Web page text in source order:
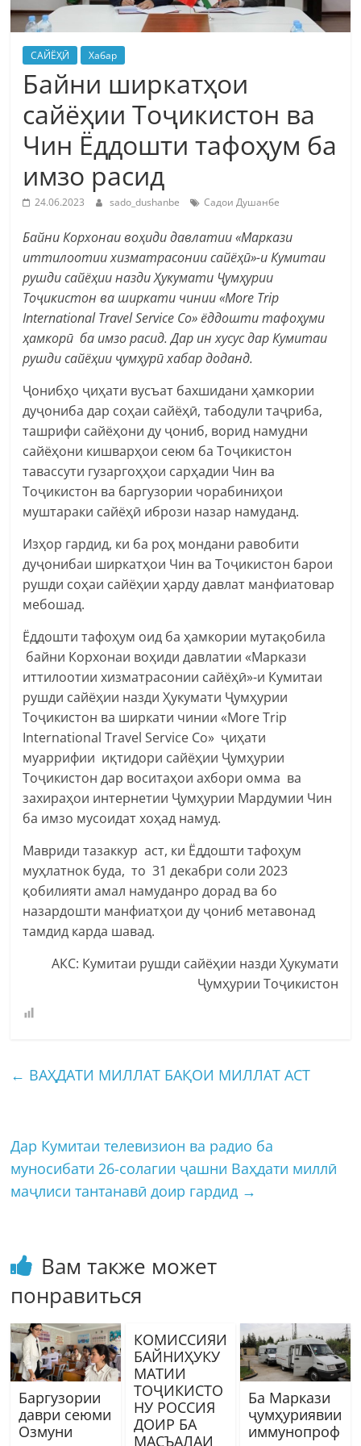
САЙЁҲӢ Хабар
Байни ширкатҳои
сайёҳии Тоҷикистон ва
Чин Ёддошти тафоҳум ба
имзо расид
24.06.2023 sado_dushanbe Садои Душанбе
Байни Корхонаи воҳиди давлатии «Маркази
иттилоотии хизматрасонии сайёҳӣ»-и Кумитаи
рушди сайёҳии назди Ҳукумати Ҷумҳурии
Тоҷикистон ва ширкати чинии «More Trip
International Travel Service Co» ёддошти тафоҳуми
ҳамкорӣ ба имзо расид. Дар ин хусус дар Кумитаи
рушди сайёҳии ҷумҳурӣ хабар доданд.
Ҷонибҳо ҷиҳати вусъат бахшидани ҳамкории
дуҷониба дар соҳаи сайёҳӣ, табодули таҷриба,
ташрифи сайёҳони ду ҷониб, ворид намудни
сайёҳони кишварҳои сеюм ба Тоҷикистон
тавассути гузаргоҳҳои сарҳадии Чин ва
Тоҷикистон ва баргузории чорабиниҳои
муштараки сайёҳӣ ибрози назар намуданд.
Изҳор гардид, ки ба роҳ мондани равобити
дуҷонибаи ширкатҳои Чин ва Тоҷикистон барои
рушди соҳаи сайёҳии ҳарду давлат манфиатовар
мебошад.
Ёддошти тафоҳум оид ба ҳамкории мутақобила
байни Корхонаи воҳиди давлатии «Маркази
иттилоотии хизматрасонии сайёҳӣ»-и Кумитаи
рушди сайёҳии назди Ҳукумати Ҷумҳурии
Тоҷикистон ва ширкати чинии «More Trip
International Travel Service Co» ҷиҳати
муаррифии иқтидори сайёҳии Ҷумҳурии
Тоҷикистон дар воситаҳои ахбори омма ва
захираҳои интернетии Ҷумҳурии Мардумии Чин
ба имзо мусоидат хоҳад намуд.
Мавриди тазаккур аст, ки Ёддошти тафоҳум
муҳлатнок буда, то 31 декабри соли 2023
қобилияти амал намуданро дорад ва бо
назардошти манфиатҳои ду ҷониб метавонад
тамдид карда шавад.
АКС: Кумитаи рушди сайёҳии назди Ҳукумати
Ҷумҳурии Тоҷикистон
← ВАҲДАТИ МИЛЛАТ БАҚОИ МИЛЛАТ АСТ
Дар Кумитаи телевизион ва радио ба
муносибати 26-солагии ҷашни Ваҳдати миллӣ
маҷлиси тантанавӣ доир гардид →
Вам также может
понравиться
Баргузории
даври сеюми
Озмуни
КОМИССИЯИ
БАЙНИҲУКУ
МАТИИ
ТОҶИКИСТО
НУ РОССИЯ
ДОИР БА
МАСЪАЛАИ
Ба Маркази
ҷумҳуриявии
иммунопроф